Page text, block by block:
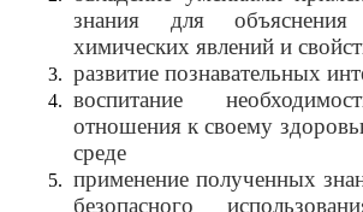
знания для объяснения
химических явлений и
развитие познавательных
воспитание
отношения к своему
среде
применение полученных
безопасного